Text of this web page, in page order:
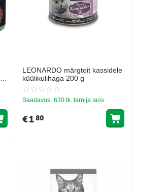
LEONARDO märgtoit kassidele
küülikulihaga 200 g
Saadavus: 630 tk. tarnija laos
€180